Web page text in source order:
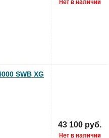
SWB XG
43 100 руб.